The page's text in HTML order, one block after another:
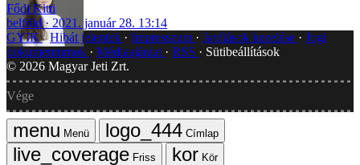
Fődi Kitti
belföld
2021. január 28. 13:14
GYIK Hibát jelentek Impresszum Javítások kezelése
Jogi
dokumentumok
Médiaajánlat RSS
Sütibeállítások
© 2026 Magyar Jeti Zrt.
Vége
Menü
Címlap
Friss
Kör